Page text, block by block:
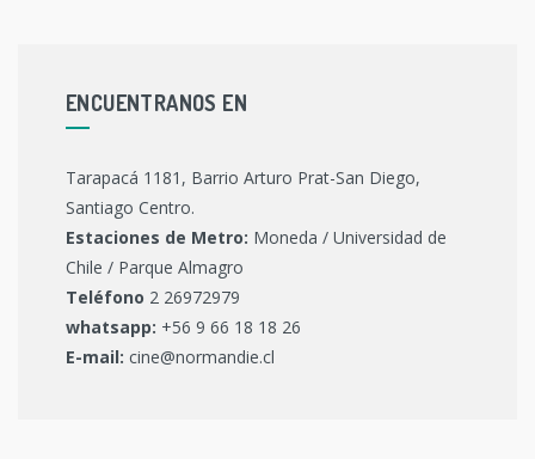
ENCUENTRANOS EN
Tarapacá 1181, Barrio Arturo Prat-San Diego,
Santiago Centro.
Estaciones de Metro: Moneda / Universidad de
Chile / Parque Almagro
Teléfono 2 26972979
whatsapp: +56 9 66 18 18 26
E-mail: cine@normandie.cl